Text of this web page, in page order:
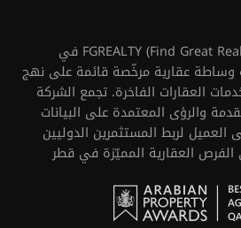
تأسست شركة FGREALTY (Find Great Realty W.L.L.) في
عقارية مرخّصة قائمة على نهج
العقارات الفاخرة. تجمع الشركة
والرؤى المعتمدة على البيانات
لربط المستثمرين الدوليين
الفرص العقارية المميّزة في قطر